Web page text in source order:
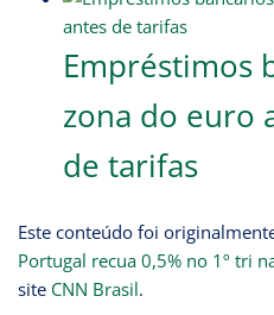
Empréstimos
zona do euro
de tarifas
Este conteúdo foi
Portugal recua 0,5% no 1º tri
site CNN Brasil.